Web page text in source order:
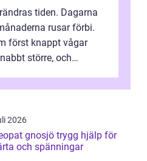
tiden. Dagarna
rusar förbi.
först knappt vågar
större, och
2026
gnosjö trygg hjälp för
och spänningar